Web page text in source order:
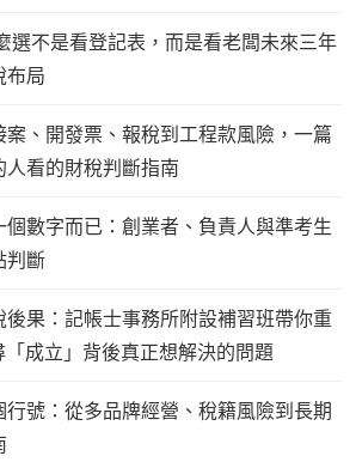
選不是看登記表，而是看老闆未來三年
布局
、開發票、報稅到工程款風險，一篇
看的財稅判斷指南
數字而已：創業者、負責人與準考生
判斷
果：記帳士事務所附設補習班帶你重
成立」背後真正想解決的問題
號：從多品牌經營、稅籍風險到長期